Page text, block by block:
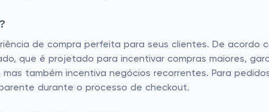
de compra perfeita para seus clientes. De acordo
que é projetado para incentivar compras maiores,
também incentiva negócios recorrentes. Para
durante o processo de checkout.